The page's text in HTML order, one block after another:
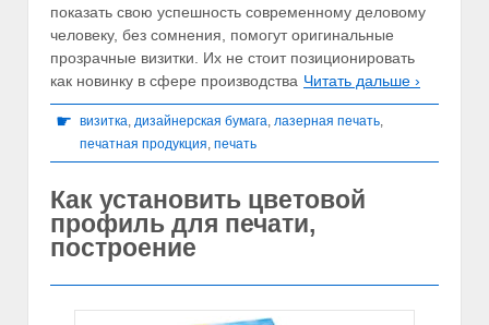
показать свою успешность современному деловому
человеку, без сомнения, помогут оригинальные
прозрачные визитки. Их не стоит позиционировать
как новинку в сфере производства Читать дальше ›
☛ визитка, дизайнерская бумага, лазерная печать,
печатная продукция, печать
Как установить цветовой
профиль для печати,
построение